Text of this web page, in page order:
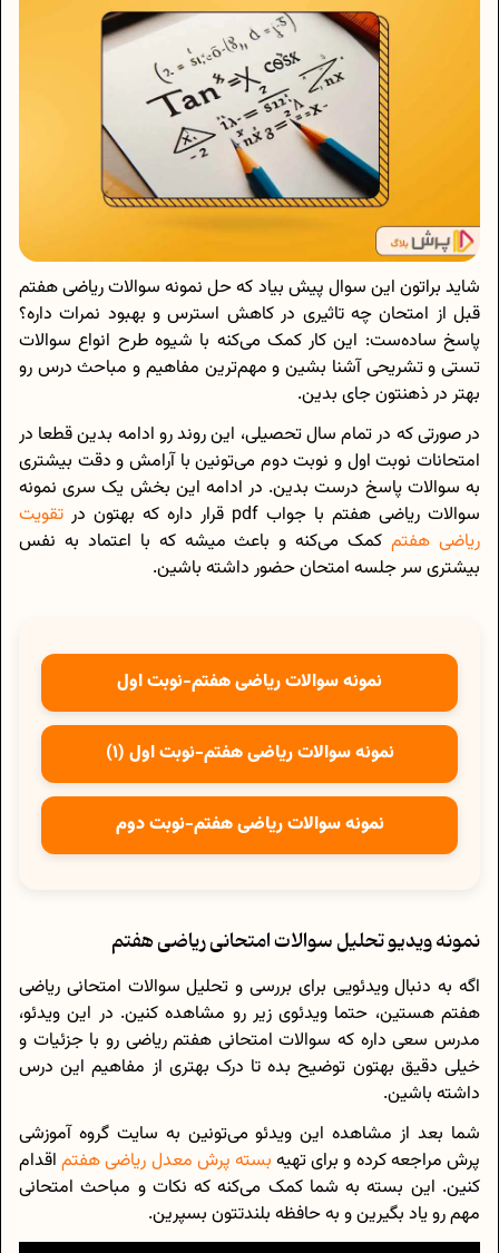
شاید براتون این سوال پیش بیاد که حل نمونه سوالات ریاضی هفتم
قبل از امتحان چه تاثیری در کاهش استرس و بهبود نمرات داره؟
پاسخ ساده‌ست: این کار کمک می‌کنه با شیوه طرح انواع سوالات
تستی و تشریحی آشنا بشین و مهم‌ترین مفاهیم و مباحث درس رو
بهتر در ذهنتون جای بدین.
در صورتی که در تمام سال تحصیلی، این روند رو ادامه بدین قطعا در
امتحانات نوبت اول و نوبت دوم می‌تونین با آرامش و دقت بیشتری
به سوالات پاسخ درست بدین. در ادامه این بخش یک سری نمونه
سوالات ریاضی هفتم با جواب pdf قرار داره که بهتون در
تقویت
ریاضی هفتمکمک می‌کنه و باعث میشه که با اعتماد به نفس
بیشتری سر جلسه امتحان حضور داشته باشین.
نمونه سوالات ریاضی هفتم-نوبت اول
نمونه سوالات ریاضی هفتم-نوبت اول (1)
نمونه سوالات ریاضی هفتم-نوبت دوم
نمونه ویدیو تحلیل سوالات امتحانی ریاضی هفتم
اگه به دنبال ویدئویی برای بررسی و تحلیل سوالات امتحانی ریاضی
هفتم هستین، حتما ویدئوی زیر رو مشاهده کنین. در این ویدئو،
مدرس سعی داره که سوالات امتحانی هفتم ریاضی رو با جزئیات و
خیلی دقیق بهتون توضیح بده تا درک بهتری از مفاهیم این درس
داشته باشین.
شما بعد از مشاهده این ویدئو می‌تونین به سایت گروه آموزشی
پرش مراجعه کرده و برای تهیه بسته پرش معدل ریاضی هفتماقدام
کنین. این بسته به شما کمک می‌کنه که نکات و مباحث امتحانی
مهم رو یاد بگیرین و به حافظه بلندتتون بسپرین.